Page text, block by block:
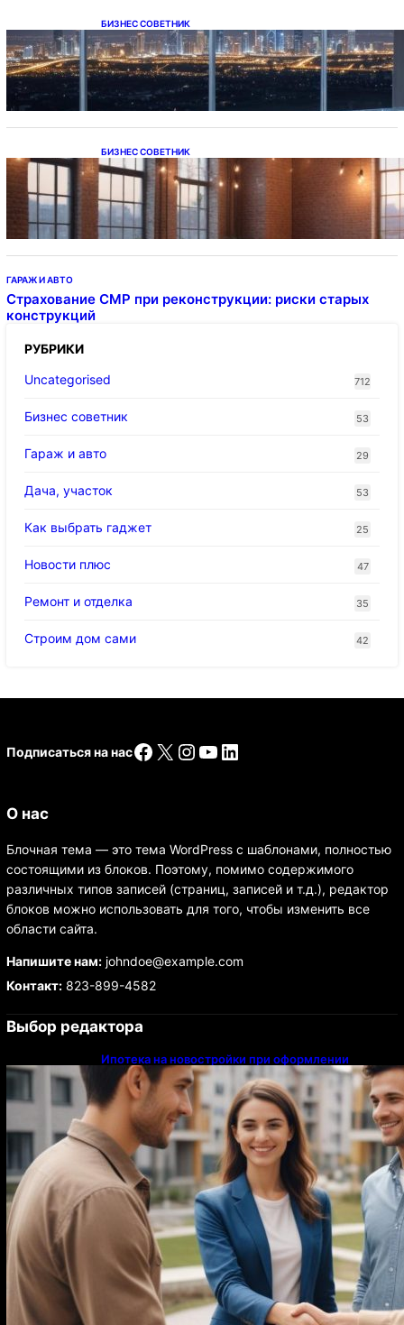
БИЗНЕС СОВЕТНИК
Каталог светодиодных светильников и
LED-освещения в Казахстане
БИЗНЕС СОВЕТНИК
Подвесные светодиодные светильники на
тросе
ГАРАЖ И АВТО
Страхование СМР при реконструкции: риски старых
конструкций
РУБРИКИ
Uncategorised
712
Бизнес советник 53
Гараж и авто 29
Дача, участок 53
Как выбрать гаджет 25
Новости плюс 47
Ремонт и отделка 35
Строим дом сами 42
Подписаться на насFacebook
X Instagram
YouTube
LinkedIn
О нас
Блочная тема — это тема WordPress с шаблонами, полностью
состоящими из блоков. Поэтому, помимо содержимого
различных типов записей (страниц, записей и т.д.), редактор
блоков можно использовать для того, чтобы изменить все
области сайта.
Напишите нам:johndoe@example.com
Контакт:823-899-4582
Выбор редактора
Ипотека на новостройки при оформлении
напрямую у застройщика